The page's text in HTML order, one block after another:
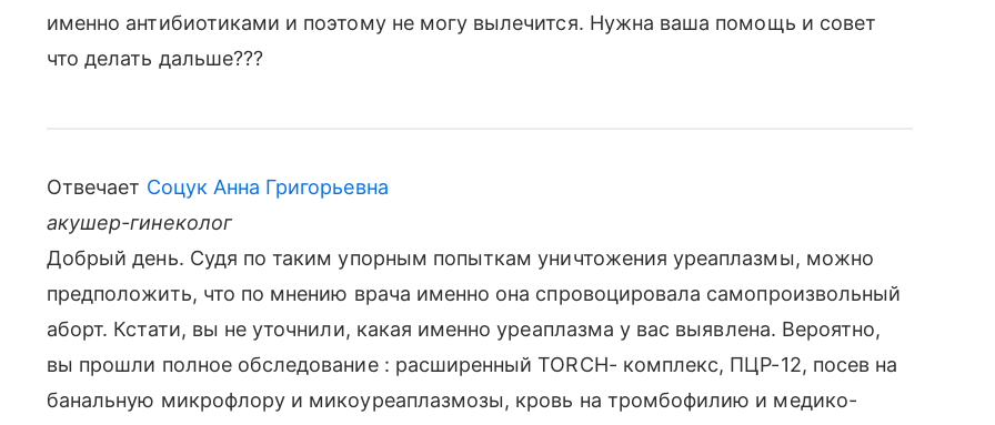
именно антибиотиками и поэтому не могу вылечится. Нужна ваша помощь и совет
что делать дальше???
Отвечает Соцук Анна Григорьевна
акушер-гинеколог
Добрый день. Судя по таким упорным попыткам уничтожения уреаплазмы, можно
предположить, что по мнению врача именно она спровоцировала самопроизвольный
аборт. Кстати, вы не уточнили, какая именно уреаплазма у вас выявлена. Вероятно,
вы прошли полное обследование : расширенный TORCH- комплекс, ПЦР-12, посев на
банальную микрофлору и микоуреаплазмозы, кровь на тромбофилию и медико-